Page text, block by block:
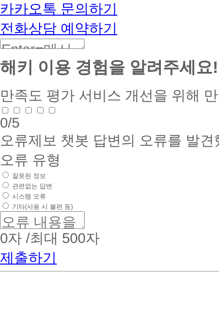
카카오톡 문의하기
전화상담 예약하기
해키 이용 경험을 알려주세요!
만족도 평가 서비스 개선을 위해
0/5
오류제보 챗봇 답변의 오류를 발
오류 유형
잘못된 정보
관련없는 답변
시스템 오류
기타(사용 시 불편 등)
0자 /최대 500자
제출하기